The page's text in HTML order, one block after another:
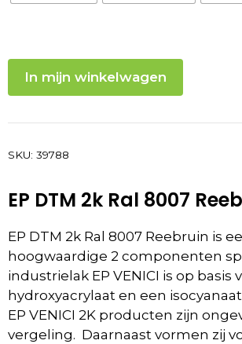
In mijn winkelwagen
SKU: 39788
EP DTM 2k Ral 8007
EP DTM 2k Ral 8007 Reebruin is
hoogwaardige 2 componenten
industrielak EP VENICI is op basis
hydroxyacrylaat en een
EP VENICI 2K producten zijn
vergeling. Daarnaast vormen zij